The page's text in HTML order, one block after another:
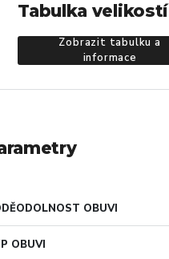
Tabulka velikostí
Zobrazit tabulku a
informace
OBUVI
OBUVI